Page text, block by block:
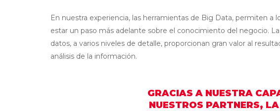
En nuestra experiencia, las herramientas de Big Data, permiten a
estar un paso más adelante sobre el conocimiento del negocio.
datos, a varios niveles de detalle, proporcionan gran valor al
análisis de la información.
GRACIAS A NUESTRA
NUESTROS PARTNERS,